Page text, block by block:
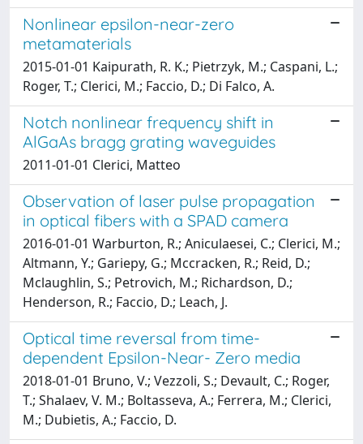
Nonlinear epsilon-near-zero
metamaterials
2015-01-01 Kaipurath, R. K.; Pietrzyk, M.; Caspani, L.;
Roger, T.; Clerici, M.; Faccio, D.; Di Falco, A.
Notch nonlinear frequency shift in
AlGaAs bragg grating waveguides
2011-01-01 Clerici, Matteo
Observation of laser pulse propagation
in optical fibers with a SPAD camera
2016-01-01 Warburton, R.; Aniculaesei, C.; Clerici, M.;
Altmann, Y.; Gariepy, G.; Mccracken, R.; Reid, D.;
Mclaughlin, S.; Petrovich, M.; Richardson, D.;
Henderson, R.; Faccio, D.; Leach, J.
Optical time reversal from time-
dependent Epsilon-Near- Zero media
2018-01-01 Bruno, V.; Vezzoli, S.; Devault, C.; Roger,
T.; Shalaev, V. M.; Boltasseva, A.; Ferrera, M.; Clerici,
M.; Dubietis, A.; Faccio, D.